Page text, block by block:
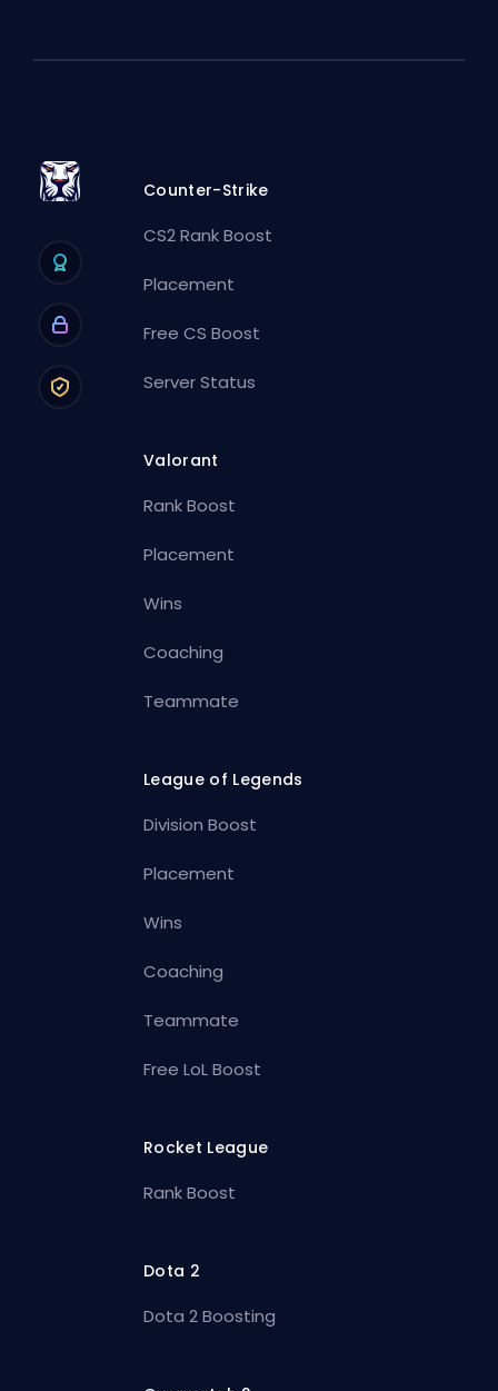
Counter-Strike
CS2 Rank Boost
Placement
Free CS Boost
Server Status
Valorant
Rank Boost
Placement
Wins
Coaching
Teammate
League of Legends
Division Boost
Placement
Wins
Coaching
Teammate
Free LoL Boost
Rocket League
Rank Boost
Dota 2
Dota 2 Boosting